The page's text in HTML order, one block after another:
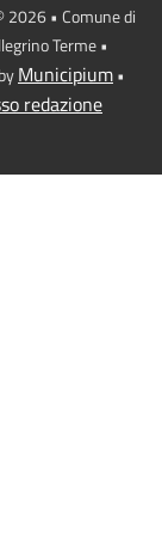
2026 • Comune di
Terme •
Municipium•
redazione